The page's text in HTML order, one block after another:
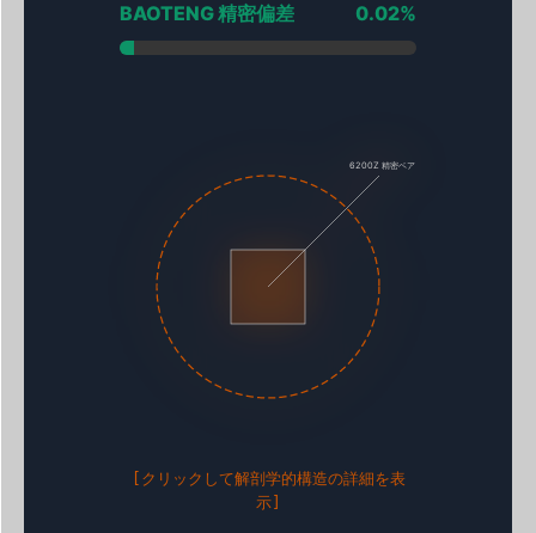
BAOTENG 精密偏差 0.02%
6200Z 精密ベアリング
[クリックして解剖学的構造の詳細を表
示]